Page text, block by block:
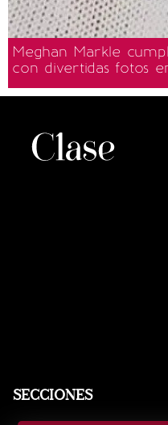
Meghan Markle
con divertidas fotos
SECCIONES